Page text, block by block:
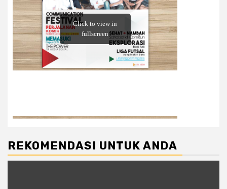
REKOMENDASI UNTUK ANDA